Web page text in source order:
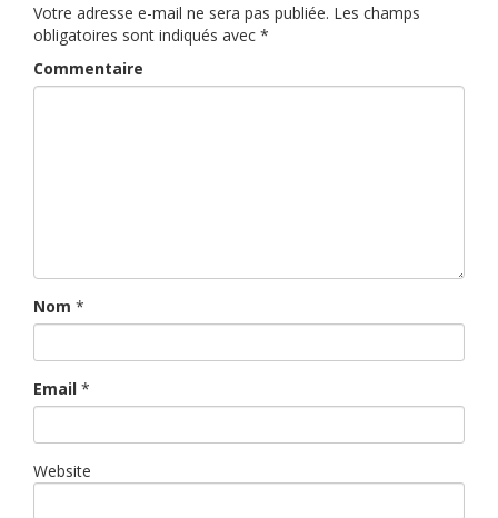
Votre adresse e-mail ne sera pas publiée. Les champs
obligatoires sont indiqués avec *
Commentaire
Nom *
Email *
Website